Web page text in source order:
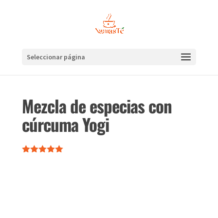
Seleccionar página
Mezcla de especias con
cúrcuma Yogi